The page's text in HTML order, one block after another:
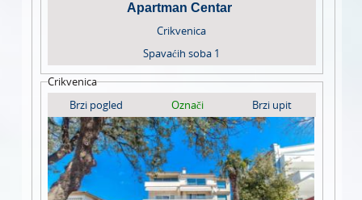
Apartman Centar
Crikvenica
Spavaćih soba 1
Crikvenica
Brzi pogled
Označi Brzi upit